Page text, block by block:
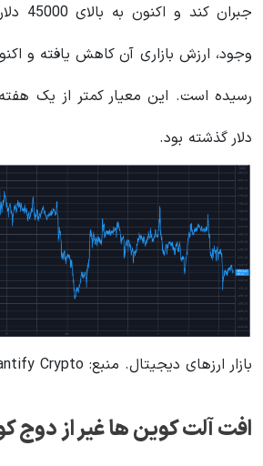
دلار گذشته بود.
بازار ارزهای دیجیتال. منبع: Quantify Crypto
افت آلت کوین ها غیر از دوج